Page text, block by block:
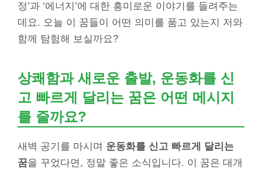
정’과 ‘에너지’에 대한 흥미로운 이야기를 들려주는
데요. 오늘 이 꿈들이 어떤 의미를 품고 있는지 저와
함께 탐험해 보실까요?
상쾌함과 새로운 출발, 운동화를 신
고 빠르게 달리는 꿈은 어떤 메시지
를 줄까요?
새벽 공기를 마시며 운동화를 신고 빠르게 달리는
꿈을 꾸었다면, 정말 좋은 소식입니다. 이 꿈은 대개